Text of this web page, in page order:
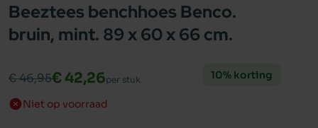
Beeztees benchhoes Benco.
bruin, mint. 89 x 60 x 66 cm.
€ 46,95€ 42,26per stuk 10% korting
Niet op voorraad